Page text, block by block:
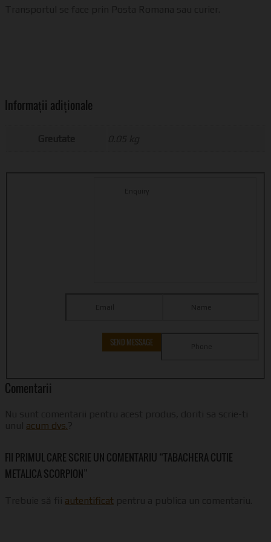
Informații adiționale
Comentarii
acum dvs.
FII PRIMUL CARE SCRIE UN COMENTARIU “TABACHERA CUTIE
METALICA SCORPION”
autentificat